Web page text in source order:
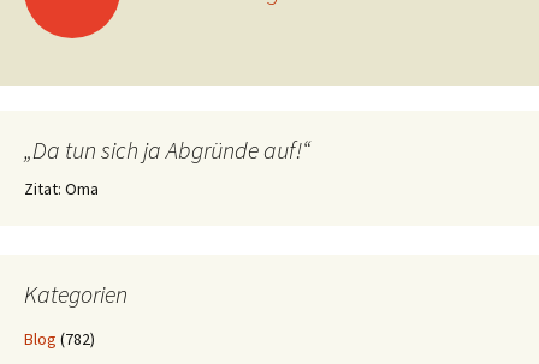
„Da tun sich ja Abgründe auf!“
Zitat: Oma
Kategorien
Blog (782)